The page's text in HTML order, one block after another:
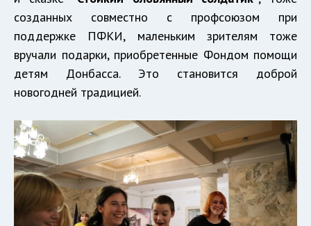
созданных совместно с профсоюзом при
поддержке ПФКИ, маленьким зрителям тоже
вручали подарки, приобретенные Фондом помощи
детям Донбасса. Это становится доброй
новогодней традицией.